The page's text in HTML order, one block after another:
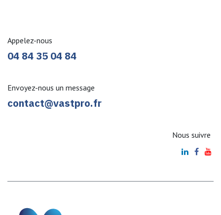
Appelez-nous
04 84 35 04 84
Envoyez-nous un message
contact@vastpro.fr
Nous suivre